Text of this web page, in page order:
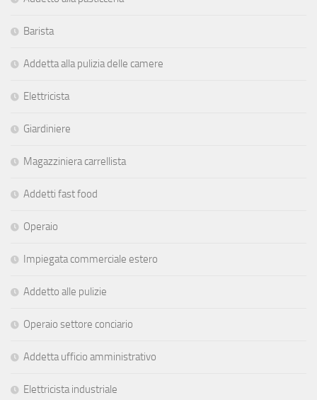
Barista
Addetta alla pulizia delle camere
Elettricista
Giardiniere
Magazziniera carrellista
Addetti fast food
Operaio
Impiegata commerciale estero
Addetto alle pulizie
Operaio settore conciario
Addetta ufficio amministrativo
Elettricista industriale